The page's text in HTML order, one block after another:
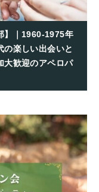
】｜1960-1975年
の楽しい出会いと
大歓迎のアペロパ